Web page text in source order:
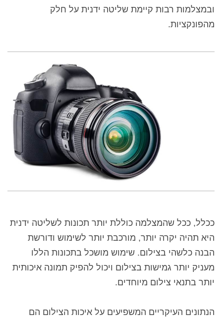
ובמצלמות רבות קיימת שליטה ידנית על חלק
מהפונקציות.
ככלל, ככל שהמצלמה כוללת יותר תכונות לשליטה ידנית
היא תהיה יקרה יותר, מורכבת יותר לשימוש ודורשת
הבנה כלשהי בצילום. שימוש מושכל בתכונות הללו
מעניק יותר גמישות בצילום ויכול להפיק תמונה איכותית
יותר בתנאי צילום מיוחדים.
הנתונים העיקריים המשפיעים על איכות הצילום הם